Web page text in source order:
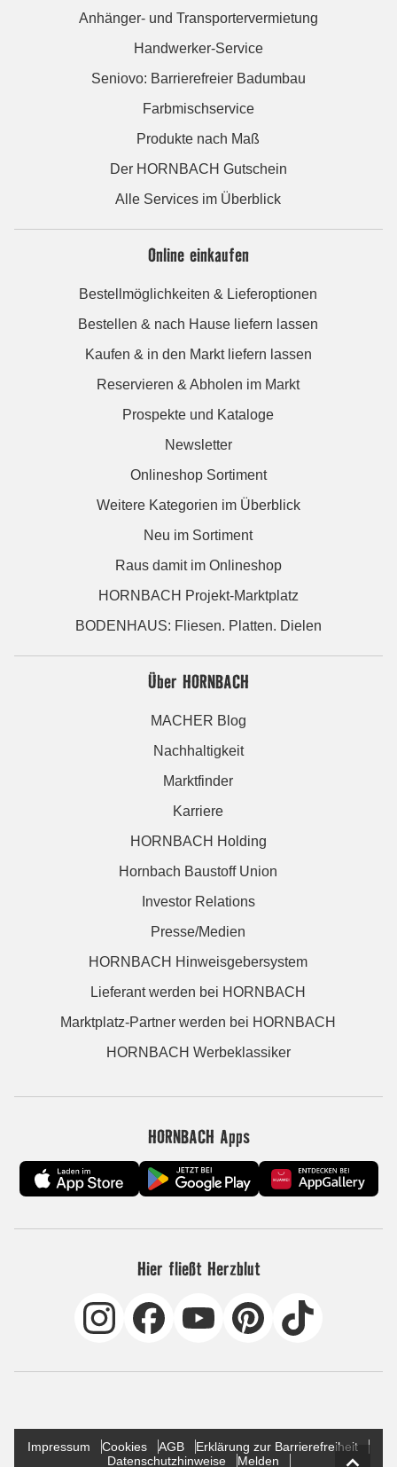
Anhänger- und Transportervermietung
Handwerker-Service
Seniovo: Barrierefreier Badumbau
Farbmischservice
Produkte nach Maß
Der HORNBACH Gutschein
Alle Services im Überblick
Online einkaufen
Bestellmöglichkeiten & Lieferoptionen
Bestellen & nach Hause liefern lassen
Kaufen & in den Markt liefern lassen
Reservieren & Abholen im Markt
Prospekte und Kataloge
Newsletter
Onlineshop Sortiment
Weitere Kategorien im Überblick
Neu im Sortiment
Raus damit im Onlineshop
HORNBACH Projekt-Marktplatz
BODENHAUS: Fliesen. Platten. Dielen
Über HORNBACH
MACHER Blog
Nachhaltigkeit
Marktfinder
Karriere
HORNBACH Holding
Hornbach Baustoff Union
Investor Relations
Presse/Medien
HORNBACH Hinweisgebersystem
Lieferant werden bei HORNBACH
Marktplatz-Partner werden bei HORNBACH
HORNBACH Werbeklassiker
HORNBACH Apps
Hier fließt Herzblut
Impressum Cookies AGB
Erklärung zur Barrierefreiheit
Datenschutzhinweise
Melden